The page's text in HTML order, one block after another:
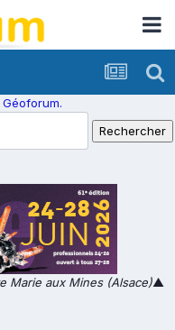
Marie aux Mines (Alsace)▲